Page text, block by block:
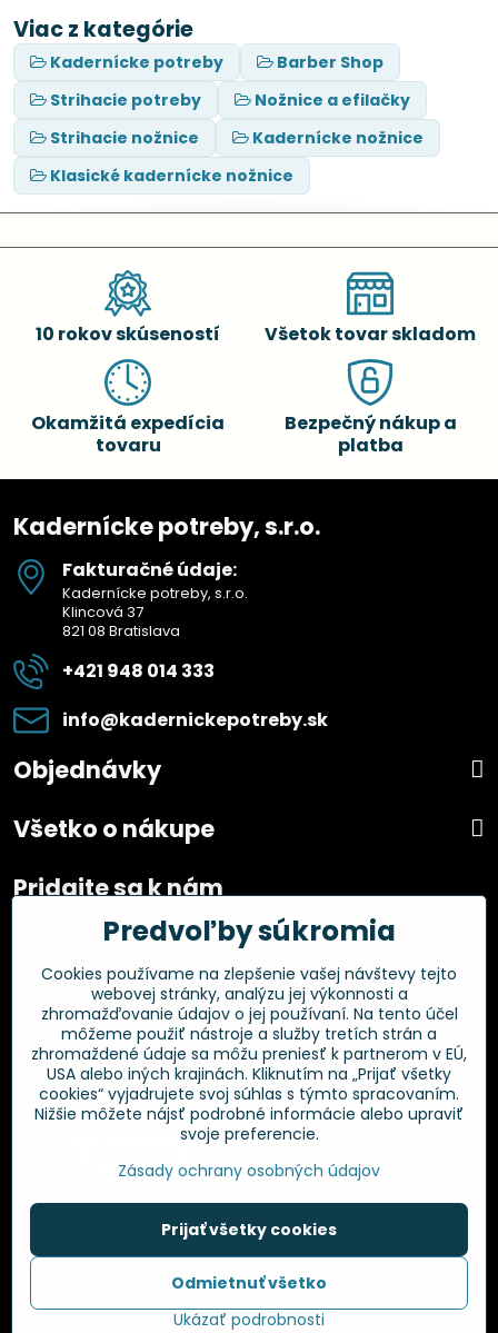
Viac z kategórie
Kadernícke potreby
Barber Shop
Strihacie potreby
Nožnice a efilačky
Strihacie nožnice
Kadernícke nožnice
Klasické kadernícke nožnice
10 rokov skúseností Všetok tovar skladom
Okamžitá expedícia
tovaru
Bezpečný nákup a
platba
Kadernícke potreby, s.r.o.
Fakturačné údaje:
Kadernícke potreby, s.r.o.
Klincová 37
821 08 Bratislava
+421 948 014 333
info​@kadernickepotreby​.sk
Objednávky
Všetko o nákupe
Pridajte sa k nám
Facebook
Overené zákazníkmi
©2026Copyright
Predvoľby súkromiaZásady ochrany osobných údajov
Predvoľby súkromia
Cookies používame na zlepšenie vašej návštevy tejto
webovej stránky, analýzu jej výkonnosti a
zhromažďovanie údajov o jej používaní. Na tento účel
môžeme použiť nástroje a služby tretích strán a
zhromaždené údaje sa môžu preniesť k partnerom v EÚ,
USA alebo iných krajinách. Kliknutím na „Prijať všetky
cookies“ vyjadrujete svoj súhlas s týmto spracovaním.
Nižšie môžete nájsť podrobné informácie alebo upraviť
svoje preferencie.
Zásady ochrany osobných údajov
Ukázať podrobnosti
Prijať všetky cookies
Odmietnuť všetko